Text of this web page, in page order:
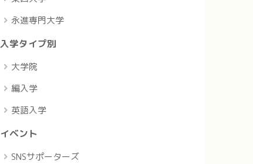
永進専門大学
入学タイプ別
大学院
編入学
英語入学
イベント
SNSサポーターズ